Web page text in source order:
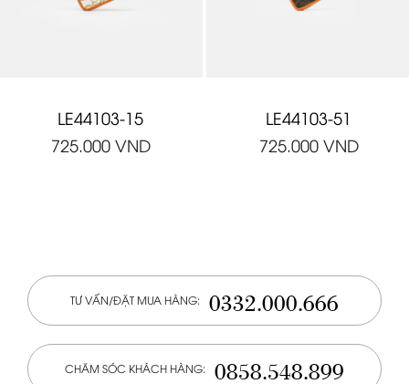
LE44103-15
725.000VND
LE44103-51
725.000VND
TƯ VẤN/ĐẶT MUA HÀNG: 0332.000.666
CHĂM SÓC KHÁCH HÀNG: 0858.548.899